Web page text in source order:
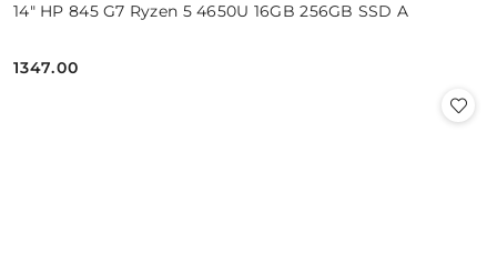
14" HP 845 G7 Ryzen 5 4650U 16GB 256GB SSD A
Cena:
1347.00